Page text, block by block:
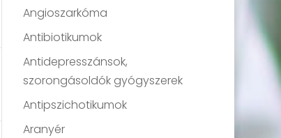
Angioszarkóma
Antibiotikumok
Antidepresszánsok,
szorongásoldók gyógyszerek
Antipszichotikumok
Aranyér